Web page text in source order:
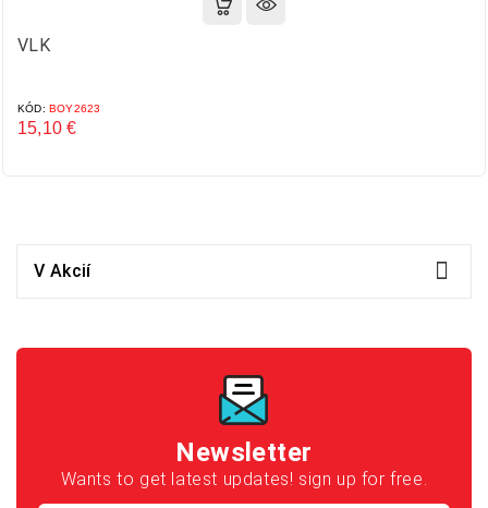
VLK
KÓD: BOY2623
15,10 €
V Akcií 
Newsletter
Wants to get latest updates! sign up for free.